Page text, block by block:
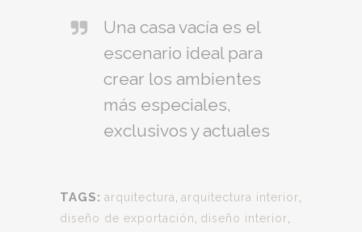
Una casa vacía es el
escenario ideal para
crear los ambientes
más especiales,
exclusivos y actuales
TAGS: arquitectura arquitectura interior
diseño de exportación
diseño interior